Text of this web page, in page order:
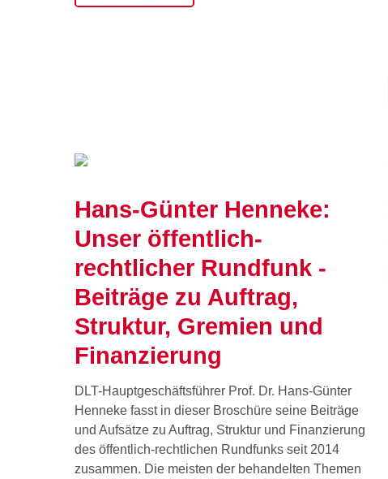
Hans-Günter Henneke:
Unser öffentlich-
rechtlicher Rundfunk -
Beiträge zu Auftrag,
Struktur, Gremien und
Finanzierung
DLT-Hauptgeschäftsführer Prof. Dr. Hans-Günter
Henneke fasst in dieser Broschüre seine Beiträge
und Aufsätze zu Auftrag, Struktur und Finanzierung
des öffentlich-rechtlichen Rundfunks seit 2014
zusammen. Die meisten der behandelten Themen